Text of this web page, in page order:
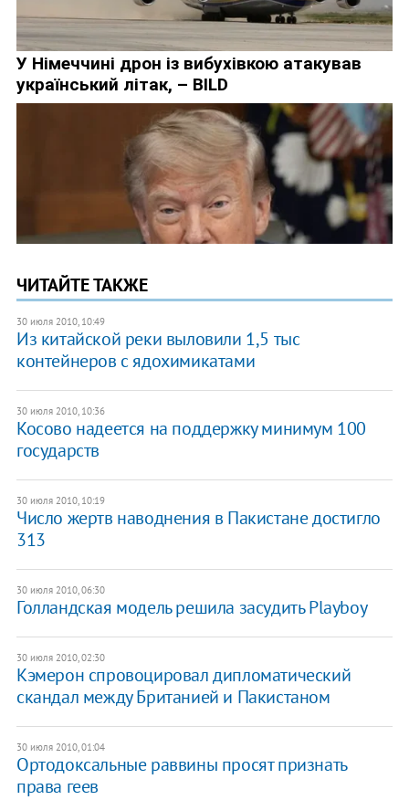
ЧИТАЙТЕ ТАКЖЕ
30 июля 2010, 10:49
Из китайской реки выловили 1,5 тыс
контейнеров с ядохимикатами
30 июля 2010, 10:36
Косово надеется на поддержку минимум 100
государств
30 июля 2010, 10:19
Число жертв наводнения в Пакистане достигло
313
30 июля 2010, 06:30
Голландская модель решила засудить Playboy
30 июля 2010, 02:30
Кэмерон спровоцировал дипломатический
скандал между Британией и Пакистаном
30 июля 2010, 01:04
Ортодоксальные раввины просят признать
права геев